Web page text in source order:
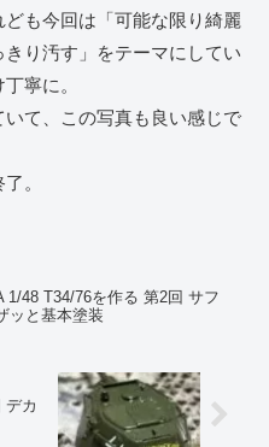
も今回は「可能な限り綺麗
り汚す」をテーマにしてい
寧に。
て、この写真も良い感じで
。
1/48 T34/76を作る 第2回 サフ
ッと基本塗装
デカ